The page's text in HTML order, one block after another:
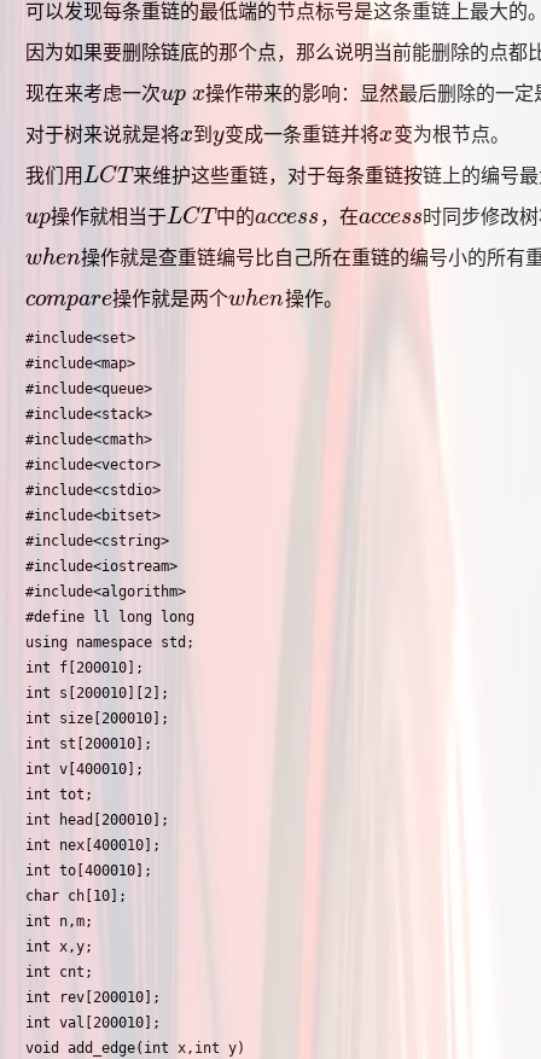
可以发现每条重链的最低端的节点标号是这条重链上最大的
因为如果要删除链底的那个点，那么说明当前能删除的点
现在来考虑一次up x
up x 操作带来的影响：显然最后删除的一定
对于树来说就是将x
x 到y
y变成一条重链并将x
x 变为根节点。
我们用LCT
LCT 来维护这些重链，对于每条重链按链上的编号
up
up操作就相当于LCT
LCT 中的access
access ，在access
access 时同步修改
when
when 操作就是查重链编号比自己所在重链的编号小的所有
compare
compare 操作就是两个when
when 操作。
#include<set>
#include<map>
#include<queue>
#include<stack>
#include<cmath>
#include<vector>
#include<cstdio>
#include<bitset>
#include<cstring>
#include<iostream>
#include<algorithm>
#define ll long long
using namespace std;
int f[200010];
int s[200010][2];
int size[200010];
int st[200010];
int v[400010];
int tot;
int head[200010];
int nex[400010];
int to[400010];
char ch[10];
int n,m;
int x,y;
int cnt;
int rev[200010];
int val[200010];
void add_edge(int x,int y)